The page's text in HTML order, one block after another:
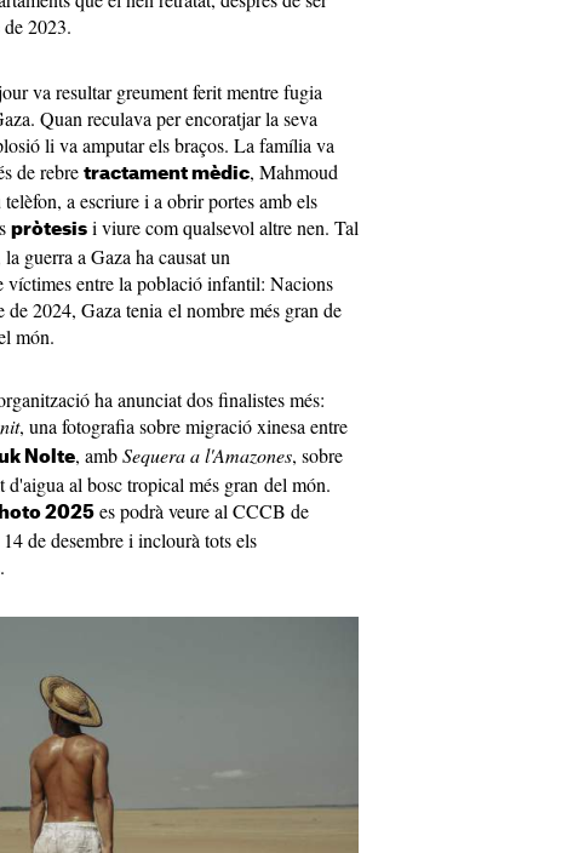
2023.
va resultar greument ferit mentre fugia
Quan reculava per encoratjar la seva
li va amputar els braços. La família va
de rebre tractament mèdic, Mahmoud
a escriure i a obrir portes amb els
pròtesis i viure com qualsevol altre nen. Tal
guerra a Gaza ha causat un
víctimes entre la població infantil: Nacions
2024, Gaza tenia el nombre més gran de
món.
ha anunciat dos finalistes més:
, una fotografia sobre migració xinesa entre
Nolte, ambSequera a l'Amazones, sobre
d'aigua al bosc tropical més gran del món.
2025 es podrà veure al CCCB de
de desembre i inclourà tots els